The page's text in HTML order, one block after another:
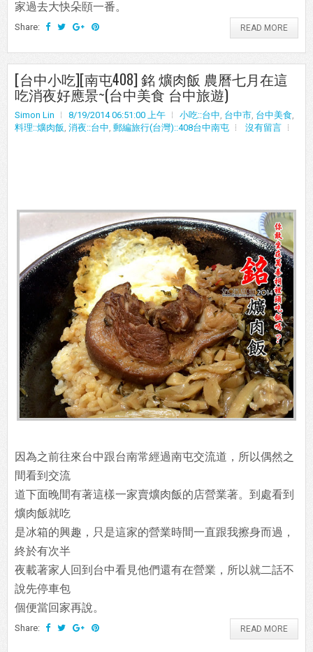
家過去大快朵頤一番。
Share: READ MORE
[台中小吃][南屯408] 銘 爌肉飯 農曆七月在這
吃消夜好應景~(台中美食 台中旅遊)
Simon Lin 8/19/2014 06:51:00 上午 小吃::台中, 台中市, 台中美食,
料理::爌肉飯, 消夜::台中, 郵編旅行(台灣)::408台中南屯 沒有留言
因為之前往來台中跟台南常經過南屯交流道，所以偶然之
間看到交流
道下面晚間有著這樣一家賣爌肉飯的店營業著。到處看到
爌肉飯就吃
是冰箱的興趣，只是這家的營業時間一直跟我擦身而過，
終於有次半
夜載著家人回到台中看見他們還有在營業，所以就二話不
說先停車包
個便當回家再說。
Share: READ MORE